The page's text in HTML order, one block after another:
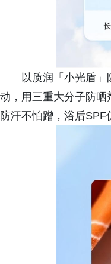
以质润「小光盾
动，用三重大分子防
防汗不怕蹭，浴后SPF